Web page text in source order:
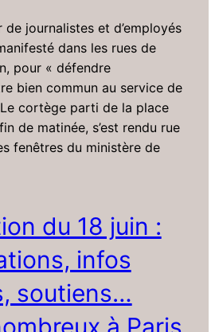
de journalistes et d’employés
dans les rues de
pour « défendre
bien commun au service de
cortège parti de la place
de matinée, s’est rendu rue
fenêtres du ministère de
du 18 juin :
infos
soutiens…